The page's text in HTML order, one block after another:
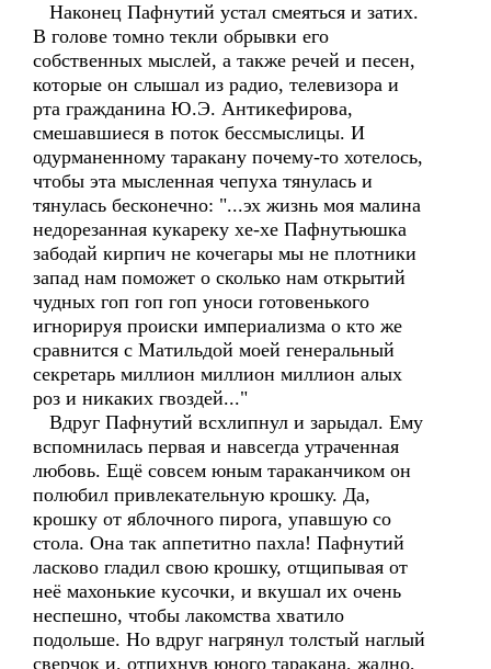
Наконец Пафнутий устал смеяться и затих.
В голове томно текли обрывки его
собственных мыслей, а также речей и песен,
которые он слышал из радио, телевизора и
рта гражданина Ю.Э. Антикефирова,
смешавшиеся в поток бессмыслицы. И
одурманенному таракану почему-то хотелось,
чтобы эта мысленная чепуха тянулась и
тянулась бесконечно: "...эх жизнь моя малина
недорезанная кукареку хе-хе Пафнутьюшка
забодай кирпич не кочегары мы не плотники
запад нам поможет о сколько нам открытий
чудных гоп гоп гоп уноси готовенького
игнорируя происки империализма о кто же
сравнится с Матильдой моей генеральный
секретарь миллион миллион миллион алых
роз и никаких гвоздей..."
Вдруг Пафнутий всхлипнул и зарыдал. Ему
вспомнилась первая и навсегда утраченная
любовь. Ещё совсем юным тараканчиком он
полюбил привлекательную крошку. Да,
крошку от яблочного пирога, упавшую со
стола. Она так аппетитно пахла! Пафнутий
ласково гладил свою крошку, отщипывая от
неё махонькие кусочки, и вкушал их очень
неспешно, чтобы лакомства хватило
подольше. Но вдруг нагрянул толстый наглый
сверчок и, отпихнув юного таракана, жадно,